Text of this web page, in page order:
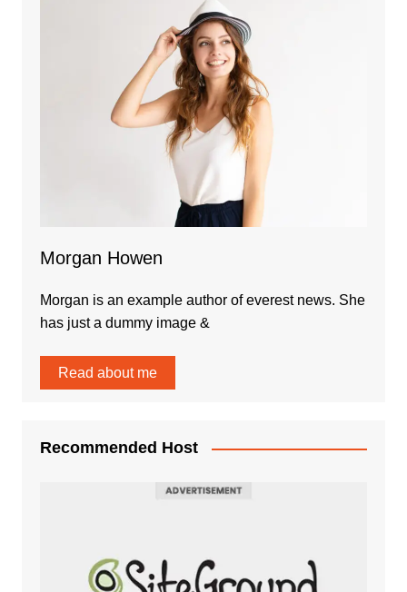
Morgan Howen
Morgan is an example author of everest news. She
has just a dummy image &
Read about me
Recommended Host